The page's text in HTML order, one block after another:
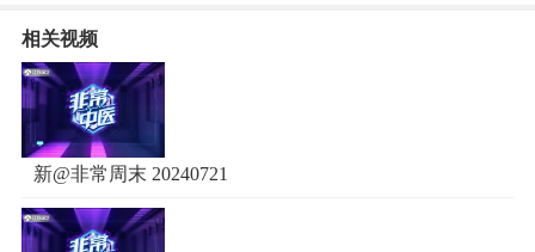
相关视频
新@非常周末 20240721